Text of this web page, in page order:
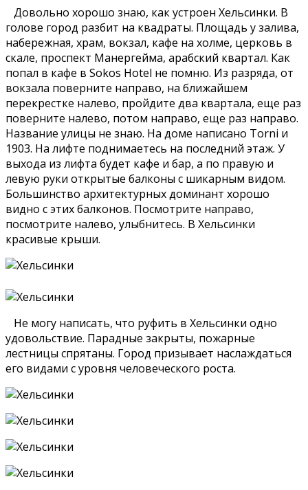
Довольно хорошо знаю, как устроен Хельсинки. В
голове город разбит на квадраты. Площадь у залива,
набережная, храм, вокзал, кафе на холме, церковь в
скале, проспект Манергейма, арабский квартал. Как
попал в кафе в Sokos Hotel не помню. Из разряда, от
вокзала поверните направо, на ближайшем
перекрестке налево, пройдите два квартала, еще раз
поверните налево, потом направо, еще раз направо.
Название улицы не знаю. На доме написано Torni и
1903. На лифте поднимаетесь на последний этаж. У
выхода из лифта будет кафе и бар, а по правую и
левую руки открытые балконы с шикарным видом.
Большинство архитектурных доминант хорошо
видно с этих балконов. Посмотрите направо,
посмотрите налево, улыбнитесь. В Хельсинки
красивые крыши.
Не могу написать, что руфить в Хельсинки одно
удовольствие. Парадные закрыты, пожарные
лестницы спрятаны. Город призывает наслаждаться
его видами с уровня человеческого роста.